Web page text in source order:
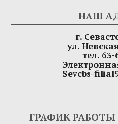
НАШ
г.
ул.
тел. 63-
Sevcbs-
ГРАФИК